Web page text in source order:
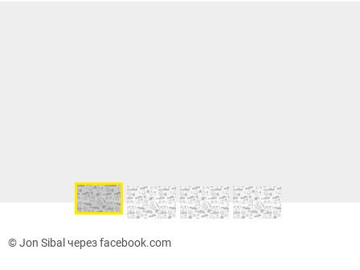
© Jon Sibal через facebook.com